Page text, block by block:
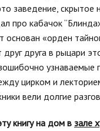
заведение,
про кабачок
основан «орден
друг друга в рыцари
узнаваемые
цирком и
вели долгие
книгу на дом в зале